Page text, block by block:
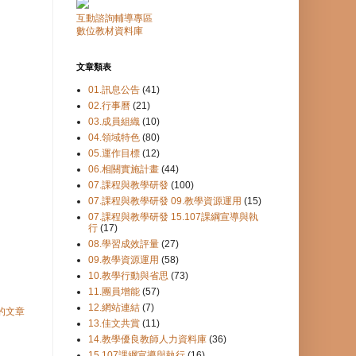
文章
互動諮詢輔導專區
數位教材資料庫
文章類表
01.訊息公告 (41)
02.行事曆 (21)
03.成員組織 (10)
04.領域特色 (80)
05.運作目標 (12)
06.相關實施計畫 (44)
07.課程與教學研發 (100)
07.課程與教學研發 09.教學資源運用 (15)
07.課程與教學研發 15.107課綱宣導與執
行 (17)
08.學習成效評量 (27)
09.教學資源運用 (58)
10.教學行動與省思 (73)
11.團員增能 (57)
12.網站連結 (7)
13.佳文共賞 (11)
14.教學優良教師人力資料庫 (36)